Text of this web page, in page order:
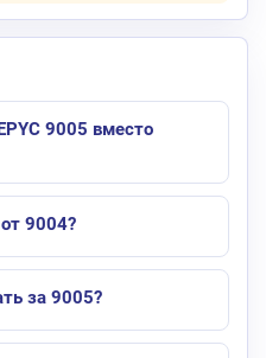
9005 вместо
9004?
за 9005?